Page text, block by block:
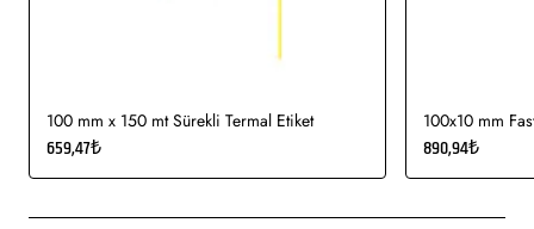
100 mm x 150 mt Sürekli Termal Etiket
659,47₺
100x10 mm
890,94₺